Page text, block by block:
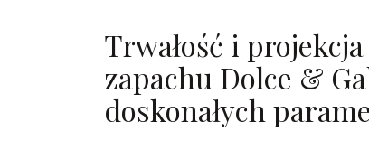
Trwałość i
zapachu Dolce &
doskonałych